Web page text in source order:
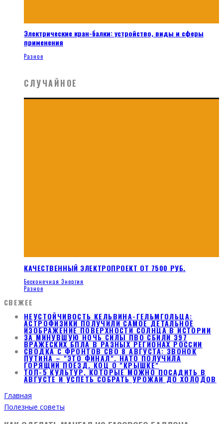
Электрические кран-балки: устройство, виды и сферы
применения
Разное
СЛУЧАЙНОЕ
КАЧЕСТВЕННЫЙ ЭЛЕКТРОПРОЕКТ ОТ 7500 РУБ.
Бесконечная Энергия
Разное
СВЕЖЕЕ
НЕУСТОЙЧИВОСТЬ КЕЛЬВИНА-ГЕЛЬМГОЛЬЦА:
АСТРОФИЗИКИ ПОЛУЧИЛИ САМОЕ ДЕТАЛЬНОЕ
ИЗОБРАЖЕНИЕ ПОВЕРХНОСТИ СОЛНЦА В ИСТОРИИ
ЗА МИНУВШУЮ НОЧЬ СИЛЫ ПВО СБИЛИ 397
ВРАЖЕСКИХ БПЛА В РАЗНЫХ РЕГИОНАХ РОССИИ
СВОДКА С ФРОНТОВ СВО 8 АВГУСТА: ЗВОНОК
ПУТИНА – "ЭТО ФИНАЛ". НАТО ПОЛУЧИЛА
ГОРЯЩИЙ ПОЕЗД. КОЦ О "КРЫШКЕ"
ТОП-5 КУЛЬТУР, КОТОРЫЕ МОЖНО ПОСАДИТЬ В
АВГУСТЕ И УСПЕТЬ СОБРАТЬ УРОЖАЙ ДО ХОЛОДОВ
Главная
Полезные советы